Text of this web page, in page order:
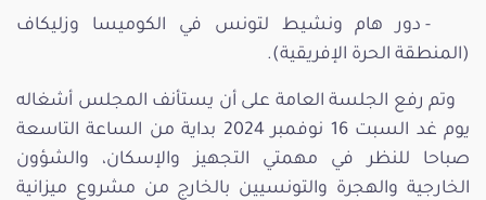
- دور هام ونشيط لتونس في الكوميسا وزليكاف
(المنطقة الحرة الإفريقية).
وتم رفع الجلسة العامة على أن يستأنف المجلس أشغاله
يوم غد السبت 16 نوفمبر 2024 بداية من الساعة التاسعة
صباحا للنظر في مهمتي التجهيز والإسكان، والشؤون
الخارجية والهجرة والتونسيين بالخارج من مشروع ميزانية